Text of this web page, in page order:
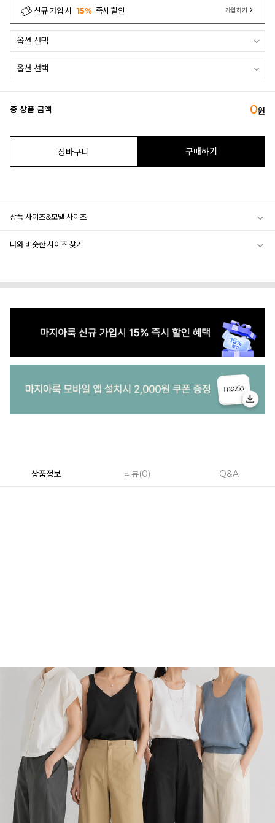
신규 가입 시 15% 즉시 할인 가입하기
총 상품 금액 0원
장바구니 구매하기
상품 사이즈&모델 사이즈
나와 비슷한 사이즈 찾기
상품정보 리뷰 0 Q&A